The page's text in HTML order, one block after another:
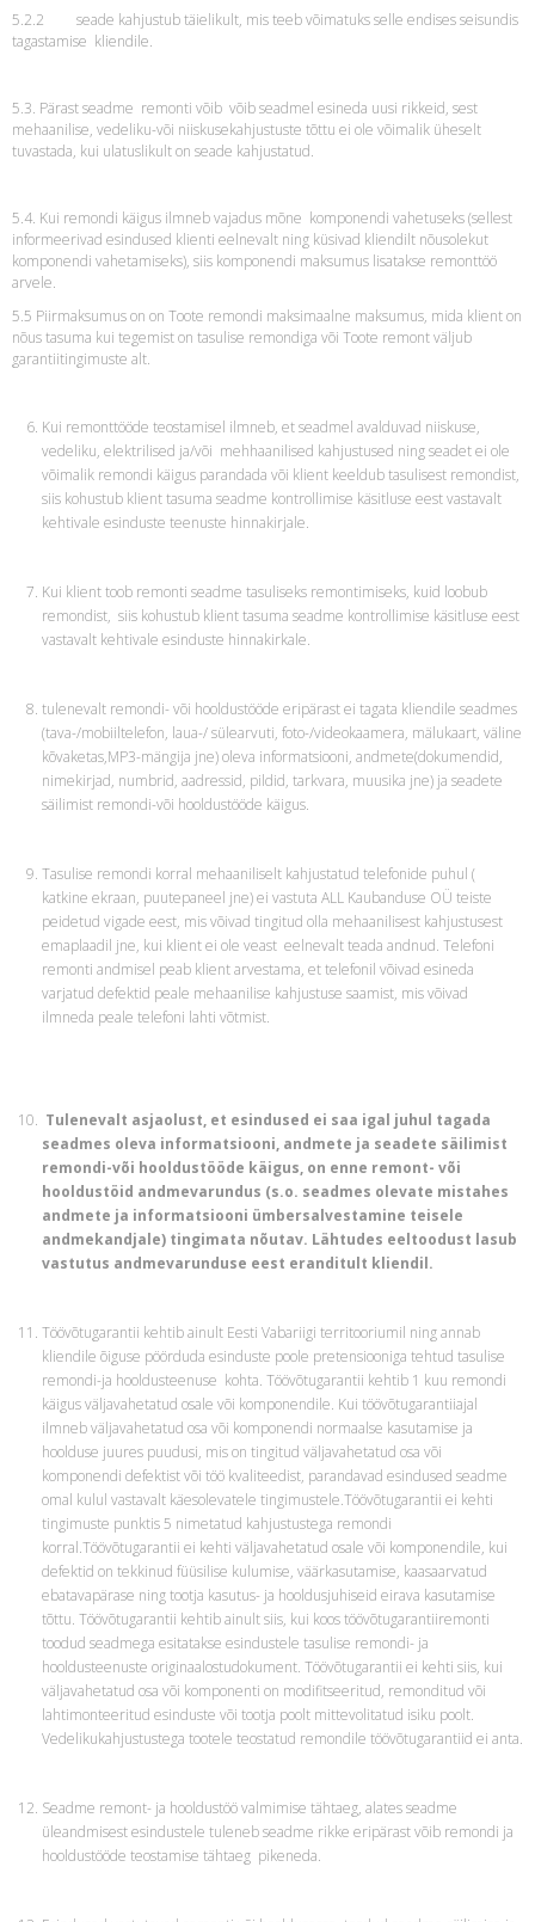
5.2.2 seade kahjustub täielikult, mis teeb võimatuks selle endises seisundis
tagastamise kliendile.
5.3. Pärast seadme remonti võib võib seadmel esineda uusi rikkeid, sest
mehaanilise, vedeliku-või niiskusekahjustuste tõttu ei ole võimalik üheselt
tuvastada, kui ulatuslikult on seade kahjustatud.
5.4. Kui remondi käigus ilmneb vajadus mõne komponendi vahetuseks (sellest
informeerivad esindused klienti eelnevalt ning küsivad kliendilt nõusolekut
komponendi vahetamiseks), siis komponendi maksumus lisatakse remonttöö
arvele.
5.5 Piirmaksumus on on Toote remondi maksimaalne maksumus, mida klient on
nõus tasuma kui tegemist on tasulise remondiga või Toote remont väljub
garantiitingimuste alt.
Kui remonttööde teostamisel ilmneb, et seadmel avalduvad niiskuse,
vedeliku, elektrilised ja/või mehhaanilised kahjustused ning seadet ei ole
võimalik remondi käigus parandada või klient keeldub tasulisest remondist,
siis kohustub klient tasuma seadme kontrollimise käsitluse eest vastavalt
kehtivale esinduste teenuste hinnakirjale.
Kui klient toob remonti seadme tasuliseks remontimiseks, kuid loobub
remondist, siis kohustub klient tasuma seadme kontrollimise käsitluse eest
vastavalt kehtivale esinduste hinnakirkale.
tulenevalt remondi- või hooldustööde eripärast ei tagata kliendile seadmes
(tava-/mobiiltelefon, laua-/ sülearvuti, foto-/videokaamera, mälukaart, väline
kõvaketas,MP3-mängija jne) oleva informatsiooni, andmete(dokumendid,
nimekirjad, numbrid, aadressid, pildid, tarkvara, muusika jne) ja seadete
säilimist remondi-või hooldustööde käigus.
Tasulise remondi korral mehaaniliselt kahjustatud telefonide puhul (
katkine ekraan, puutepaneel jne) ei vastuta ALL Kaubanduse OÜ teiste
peidetud vigade eest, mis võivad tingitud olla mehaanilisest kahjustusest
emaplaadil jne, kui klient ei ole veast eelnevalt teada andnud. Telefoni
remonti andmisel peab klient arvestama, et telefonil võivad esineda
varjatud defektid peale mehaanilise kahjustuse saamist, mis võivad
ilmneda peale telefoni lahti võtmist.
Tulenevalt asjaolust, et esindused ei saa igal juhul tagada
seadmes oleva informatsiooni, andmete ja seadete säilimist
remondi-või hooldustööde käigus, on enne remont- või
hooldustöid andmevarundus (s.o. seadmes olevate mistahes
andmete ja informatsiooni ümbersalvestamine teisele
andmekandjale) tingimata nõutav. Lähtudes eeltoodust lasub
vastutus andmevarunduse eest eranditult kliendil.
Töövõtugarantii kehtib ainult Eesti Vabariigi territooriumil ning annab
kliendile õiguse pöörduda esinduste poole pretensiooniga tehtud tasulise
remondi-ja hooldusteenuse kohta. Töövõtugarantii kehtib 1 kuu remondi
käigus väljavahetatud osale või komponendile. Kui töövõtugarantiiajal
ilmneb väljavahetatud osa või komponendi normaalse kasutamise ja
hoolduse juures puudusi, mis on tingitud väljavahetatud osa või
komponendi defektist või töö kvaliteedist, parandavad esindused seadme
omal kulul vastavalt käesolevatele tingimustele.Töövõtugarantii ei kehti
tingimuste punktis 5 nimetatud kahjustustega remondi
korral.Töövõtugarantii ei kehti väljavahetatud osale või komponendile, kui
defektid on tekkinud füüsilise kulumise, väärkasutamise, kaasaarvatud
ebatavapärase ning tootja kasutus- ja hooldusjuhiseid eirava kasutamise
tõttu. Töövõtugarantii kehtib ainult siis, kui koos töövõtugarantiiremonti
toodud seadmega esitatakse esindustele tasulise remondi- ja
hooldusteenuste originaalostudokument. Töövõtugarantii ei kehti siis, kui
väljavahetatud osa või komponenti on modifitseeritud, remonditud või
lahtimonteeritud esinduste või tootja poolt mittevolitatud isiku poolt.
Vedelikukahjustustega tootele teostatud remondile töövõtugarantiid ei anta.
Seadme remont- ja hooldustöö valmimise tähtaeg, alates seadme
üleandmisest esindustele tuleneb seadme rikke eripärast võib remondi ja
hooldustööde teostamise tähtaeg pikeneda.